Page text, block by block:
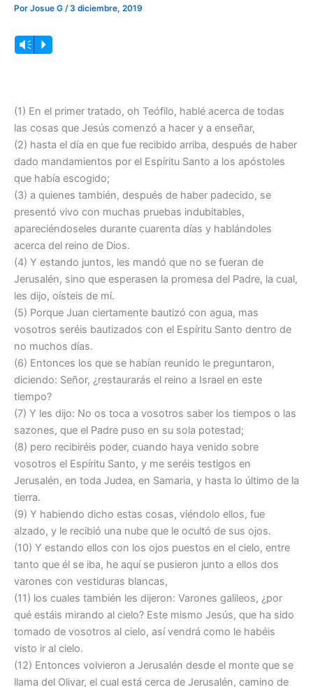
Por Josue G /3 diciembre, 2019
Reproductor
Vm P
(1) En el primer tratado, oh Teófilo, hablé acerca de todas
las cosas que Jesús comenzó a hacer y a enseñar,
(2) hasta el día en que fue recibido arriba, después de haber
dado mandamientos por el Espíritu Santo a los apóstoles
que había escogido;
(3) a quienes también, después de haber padecido, se
presentó vivo con muchas pruebas indubitables,
apareciéndoseles durante cuarenta días y hablándoles
acerca del reino de Dios.
(4) Y estando juntos, les mandó que no se fueran de
Jerusalén, sino que esperasen la promesa del Padre, la cual,
les dijo, oísteis de mí.
(5) Porque Juan ciertamente bautizó con agua, mas
vosotros seréis bautizados con el Espíritu Santo dentro de
no muchos días.
(6) Entonces los que se habían reunido le preguntaron,
diciendo: Señor, ¿restaurarás el reino a Israel en este
tiempo?
(7) Y les dijo: No os toca a vosotros saber los tiempos o las
sazones, que el Padre puso en su sola potestad;
(8) pero recibiréis poder, cuando haya venido sobre
vosotros el Espíritu Santo, y me seréis testigos en
Jerusalén, en toda Judea, en Samaria, y hasta lo último de la
tierra.
(9) Y habiendo dicho estas cosas, viéndolo ellos, fue
alzado, y le recibió una nube que le ocultó de sus ojos.
(10) Y estando ellos con los ojos puestos en el cielo, entre
tanto que él se iba, he aquí se pusieron junto a ellos dos
varones con vestiduras blancas,
(11) los cuales también les dijeron: Varones galileos, ¿por
qué estáis mirando al cielo? Este mismo Jesús, que ha sido
tomado de vosotros al cielo, así vendrá como le habéis
visto ir al cielo.
(12) Entonces volvieron a Jerusalén desde el monte que se
llama del Olivar, el cual está cerca de Jerusalén, camino de